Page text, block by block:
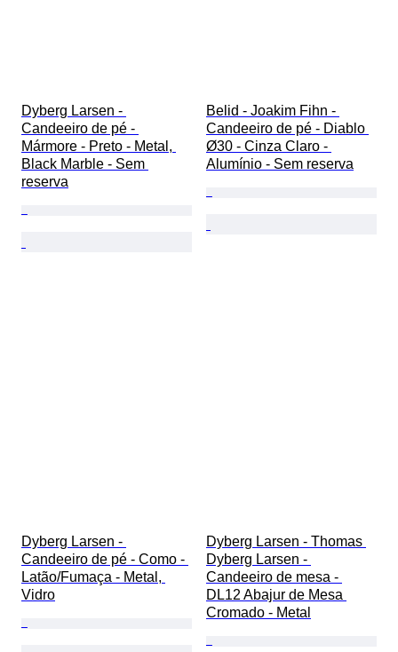
Dyberg Larsen -
Candeeiro de pé -
Mármore - Preto - Metal,
Black Marble - Sem
reserva
Belid - Joakim Fihn -
Candeeiro de pé - Diablo
Ø30 - Cinza Claro -
Alumínio - Sem reserva
Dyberg Larsen -
Candeeiro de pé - Como -
Latão/Fumaça - Metal,
Vidro
Dyberg Larsen - Thomas
Dyberg Larsen -
Candeeiro de mesa -
DL12 Abajur de Mesa
Cromado - Metal